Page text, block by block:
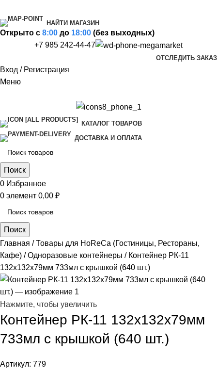
НАЙТИ МАГАЗИН
Открыто c 8:00 до 18:00 (без выходных)
+7 985 242-44-47
ОТСЛЕДИТЬ ЗАКАЗ
Вход / Регистрация
Меню
КАТАЛОГ ТОВАРОВ
ДОСТАВКА И ОПЛАТА
Поиск
0 Избранное
0 элемент 0,00 ₽
Поиск
Главная
Товары для HoReCa (Гостиницы, Рестораны,
Кафе)
Одноразовые контейнеры
Контейнер РК-11
132х132х79мм 733мл с крышкой (640 шт.)
Нажмите, чтобы увеличить
Контейнер РК-11 132х132х79мм
733мл с крышкой (640 шт.)
Артикул: 779